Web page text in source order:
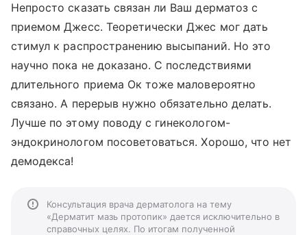
Непросто сказать связан ли Ваш дерматоз с
приемом Джесс. Теоретически Джес мог дать
стимул к распространению высыпаний. Но это
научно пока не доказано. С последствиями
длительного приема Ок тоже маловероятно
связано. А перерыв нужно обязательно делать.
Лучше по этому поводу с гинекологом-
эндокринологом посоветоваться. Хорошо, что нет
демодекса!
Консультация врача дерматолога на тему
«Дерматит мазь протопик» дается исключительно в
справочных целях. По итогам полученной